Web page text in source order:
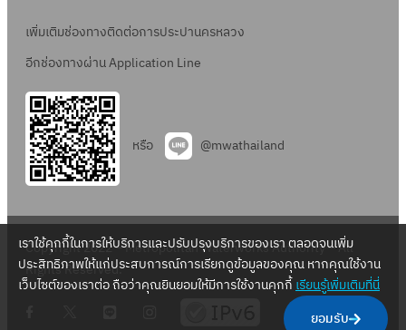
เพิ่มเติมช่องทางติดต่อการประปานครหลวง
อีกช่องทางผ่าน Application Line
หรือ @mwathailand
Copyright 2022 – Metropolitan Waterworks Authority – All
Rights Reserved.
เราใช้คุกกี้ในการให้บริการและปรับปรุงบริการของเรา ตลอดจนเพิ่ม
ประสิทธิภาพให้แก่ประสบการณ์การเรียกดูข้อมูลของคุณ หากคุณใช้งาน
เว็บไซต์ของเราต่อ ถือว่าคุณยินยอมให้มีการใช้งานคุกกี้เรียนรู้เพิ่มเติมที่นี่
ยอมรับ